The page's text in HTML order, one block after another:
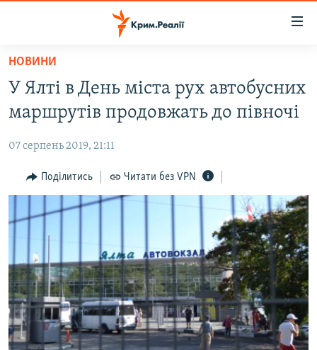
Перейти
основного
матеріалу
Перейти
до
навігації
Перейти
ВОДА.КРИМ
ВІДЕО ТА ФОТО
ПОЛІТИКА
БЛОГИ
ВСЕ ЗА ДЕНЬ
СПЕЦПРОЕКТИ
ДЕПОРТАЦІЯ
ВІДЕОУРОКИ «ELIFBE»
ЯК ОБІЙТИ БЛОКУВАННЯ
Русский
НОВИНИ
У Ялті в День міста рух автобусних
маршрутів продовжать до півночі
07 серпень 2019, 21:11
Поділитись Читати без VPN